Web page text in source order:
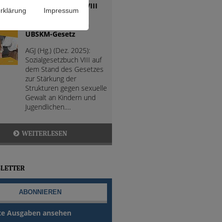
Impressum
Sozialgesetzbuch VIII
(SGB VIII) mit
UBSKM-Gesetz
AGJ (Hg.) (Dez. 2025):
Sozialgesetzbuch VIII auf
dem Stand des Gesetzes
zur Stärkung der
Strukturen gegen sexuelle
Gewalt an Kindern und
Jugendlichen.…
WEITERLESEN
Ausgaben ansehen